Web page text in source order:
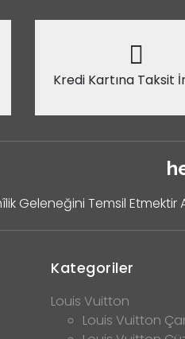
Kredi Kartına Taksit
Geleneğini Temsil
Kategoriler
Louis Vuitton
Louis Vuitton